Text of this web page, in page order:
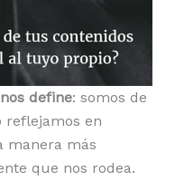
define: somos de
reflejamos en
manera más
que nos rodea.